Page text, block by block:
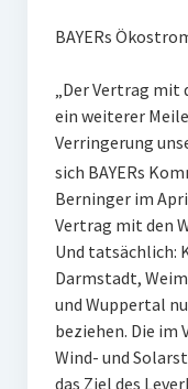
BAYERs
„Der Vertrag
ein weiterer
Verringerung
sich BAYERs
Berninger im
Vertrag mit den
Und tatsächlich:
Darmstadt,
und Wuppertal
beziehen. Die im
Wind- und
das Ziel des